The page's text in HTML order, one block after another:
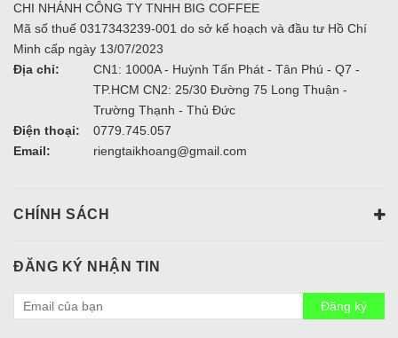
CHI NHÁNH CÔNG TY TNHH BIG COFFEE
Mã số thuế 0317343239-001 do sở kế hoạch và đầu tư Hồ Chí
Minh cấp ngày 13/07/2023
Địa chỉ:
CN1: 1000A - Huỳnh Tấn Phát - Tân Phú - Q7 -
TP.HCM CN2: 25/30 Đường 75 Long Thuận -
Trường Thạnh - Thủ Đức
Điện thoại:
0779.745.057
Email:
riengtaikhoang@gmail.com
CHÍNH SÁCH
ĐĂNG KÝ NHẬN TIN
Đăng ký